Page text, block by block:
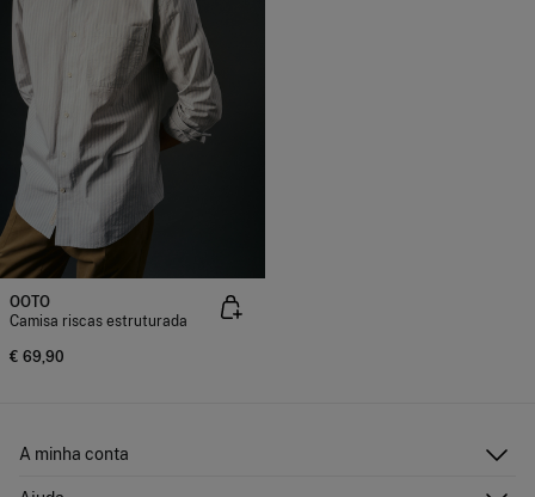
OOTO
Camisa riscas estruturada
€ 69,90
A minha conta